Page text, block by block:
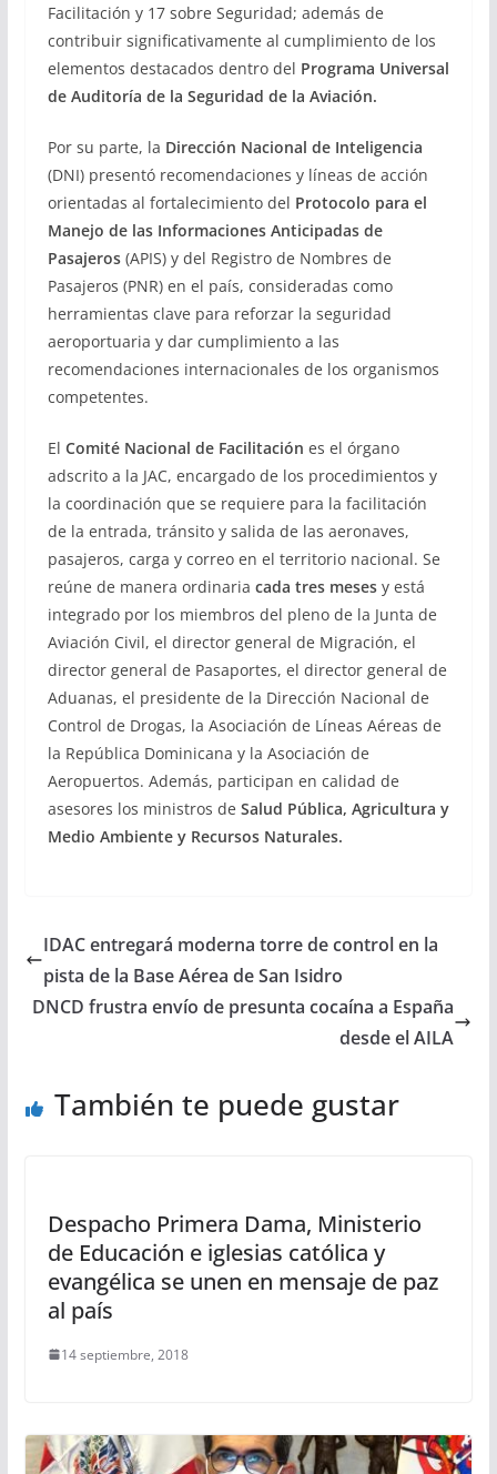
Facilitación y 17 sobre Seguridad; además de
contribuir significativamente al cumplimiento de los
elementos destacados dentro del Programa Universal
de Auditoría de la Seguridad de la Aviación.
Por su parte, la Dirección Nacional de Inteligencia
(DNI) presentó recomendaciones y líneas de acción
orientadas al fortalecimiento del Protocolo para el
Manejo de las Informaciones Anticipadas de
Pasajeros(APIS) y del Registro de Nombres de
Pasajeros (PNR) en el país, consideradas como
herramientas clave para reforzar la seguridad
aeroportuaria y dar cumplimiento a las
recomendaciones internacionales de los organismos
competentes.
El Comité Nacional de Facilitación es el órgano
adscrito a la JAC, encargado de los procedimientos y
la coordinación que se requiere para la facilitación
de la entrada, tránsito y salida de las aeronaves,
pasajeros, carga y correo en el territorio nacional. Se
reúne de manera ordinaria cada tres mesesy está
integrado por los miembros del pleno de la Junta de
Aviación Civil, el director general de Migración, el
director general de Pasaportes, el director general de
Aduanas, el presidente de la Dirección Nacional de
Control de Drogas, la Asociación de Líneas Aéreas de
la República Dominicana y la Asociación de
Aeropuertos. Además, participan en calidad de
asesores los ministros de Salud Pública, Agricultura y
Medio Ambiente y Recursos Naturales.
IDAC entregará moderna torre de control en la
pista de la Base Aérea de San Isidro
DNCD frustra envío de presunta cocaína a España
desde el AILA
También te puede gustar
Despacho Primera Dama, Ministerio
de Educación e iglesias católica y
evangélica se unen en mensaje de paz
al país
14 septiembre, 2018